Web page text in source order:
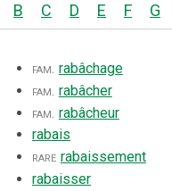
B C D E F G
fam. rabâchage
fam. rabâcher
fam. rabâcheur
rabais
rare rabaissement
rabaisser